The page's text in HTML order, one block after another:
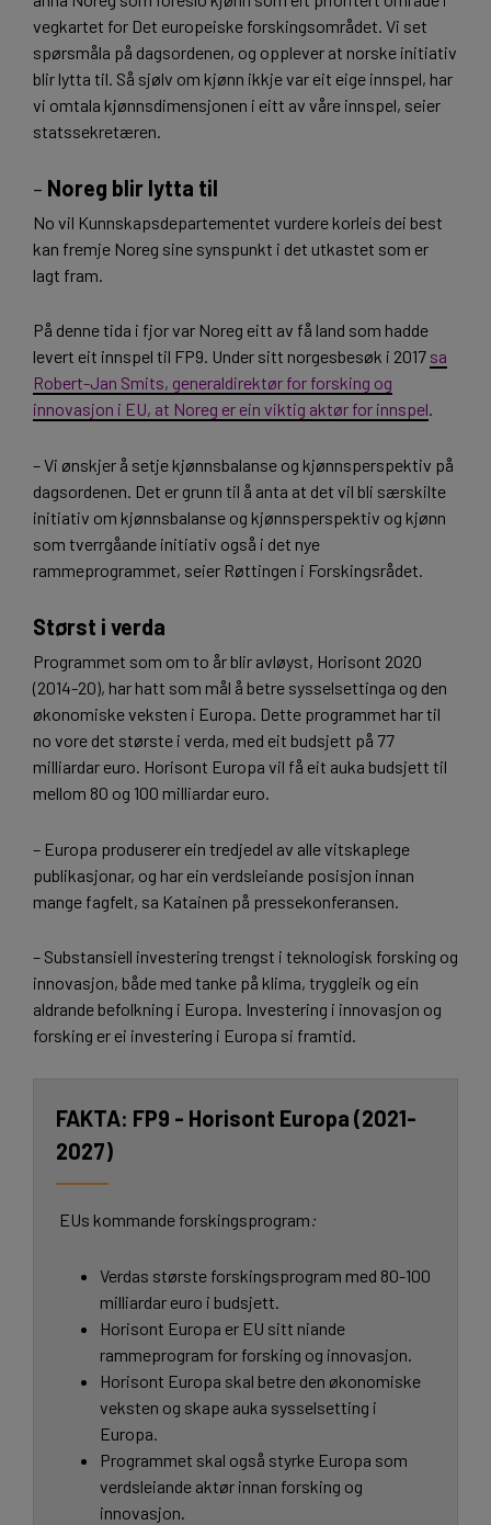
vegkartet for Det europeiske forskingsområdet. Vi set
spørsmåla på dagsordenen, og opplever at norske initiativ
blir lytta til. Så sjølv om kjønn ikkje var eit eige innspel, har
vi omtala kjønnsdimensjonen i eitt av våre innspel, seier
statssekretæren.
– Noreg blir lytta til
No vil Kunnskapsdepartementet vurdere korleis dei best
kan fremje Noreg sine synspunkt i det utkastet som er
lagt fram.
På denne tida i fjor var Noreg eitt av få land som hadde
levert eit innspel til FP9. Under sitt norgesbesøk i 2017 sa
Robert-Jan Smits, generaldirektør for forsking og
innovasjon i EU, at Noreg er ein viktig aktør for innspel.
– Vi ønskjer å setje kjønnsbalanse og kjønnsperspektiv på
dagsordenen. Det er grunn til å anta at det vil bli særskilte
initiativ om kjønnsbalanse og kjønnsperspektiv og kjønn
som tverrgåande initiativ også i det nye
rammeprogrammet, seier Røttingen i Forskingsrådet.
Størst i verda
Programmet som om to år blir avløyst, Horisont 2020
(2014-20), har hatt som mål å betre sysselsettinga og den
økonomiske veksten i Europa. Dette programmet har til
no vore det største i verda, med eit budsjett på 77
milliardar euro. Horisont Europa vil få eit auka budsjett til
mellom 80 og 100 milliardar euro.
– Europa produserer ein tredjedel av alle vitskaplege
publikasjonar, og har ein verdsleiande posisjon innan
mange fagfelt, sa Katainen på pressekonferansen.
– Substansiell investering trengst i teknologisk forsking og
innovasjon, både med tanke på klima, tryggleik og ein
aldrande befolkning i Europa. Investering i innovasjon og
forsking er ei investering i Europa si framtid.
FP9 - Horisont Europa (2021-
2027)
EUs kommande forskingsprogram:
Verdas største forskingsprogram med 80-100
milliardar euro i budsjett.
Horisont Europa er EU sitt niande
rammeprogram for forsking og innovasjon.
Horisont Europa skal betre den økonomiske
veksten og skape auka sysselsetting i
Europa.
Programmet skal også styrke Europa som
verdsleiande aktør innan forsking og
innovasjon.